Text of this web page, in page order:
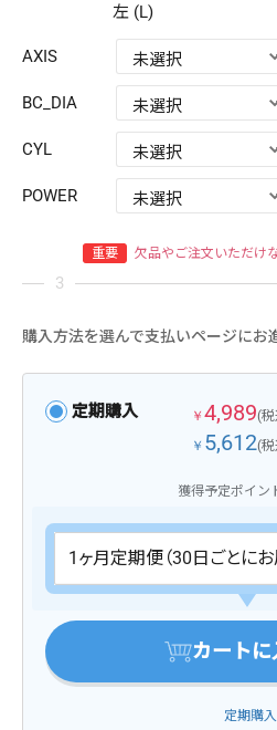
左 (L)
AXIS
BC_DIA
CYL
POWER
重要 欠品やご注文いただけ
購入方法を選んで支払いページにお
定期購入 ￥ 4,989(
￥ 5,612(
獲得予定ポイン
カートに
定期購